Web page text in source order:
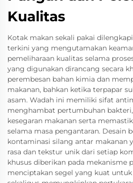
Kualitas
Kotak makan sekali pakai
terkini yang mengutamakan
pemeliharaan kualitas selama
yang digunakan dirancang secara
perembesan bahan kimia dan
makanan, bahkan ketika terpapar
asam. Wadah ini memiliki sifat
menghambat pertumbuhan
kesegaran makanan serta
selama masa pengantaran. Desain
kontaminasi silang antar makanan
rasa dan tekstur unik dari setiap
khusus diberikan pada mekanisme
menciptakan segel yang kuat